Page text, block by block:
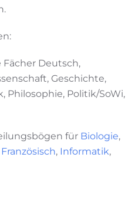
Fächer Deutsch,
Geschichte,
Philosophie, Politik/SoWi,
für Biologie,
Französisch, Informatik,